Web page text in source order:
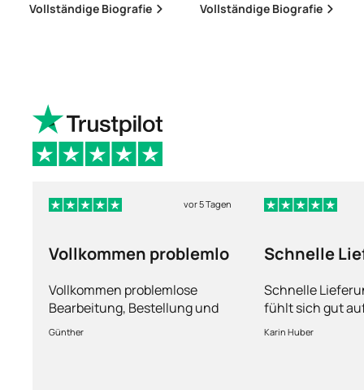
Vollständige Biografie Vollständige Biografie
vor 5 Tagen
Vollkommen problemlo
Vollkommen problemlose
Bearbeitung, Bestellung und
Lieferung
Günther
Schnelle
Schnelle
fühlt sich gut
Fragen kann
Karin Huber